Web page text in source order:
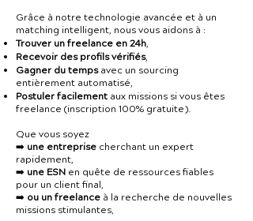
Grâce à notre technologie avancée et à un
matching intelligent, nous vous aidons à :
Trouver un freelance en 24h,
Recevoir des profils vérifiés,
Gagner du tempsavec un sourcing
entièrement automatisé,
Postuler facilement aux missions si vous êtes
freelance (inscription 100% gratuite).
Que vous soyez
➡️ une entreprise cherchant un expert
rapidement,
➡️ une ESN en quête de ressources fiables
pour un client final,
➡️ ou un freelance à la recherche de nouvelles
missions stimulantes,